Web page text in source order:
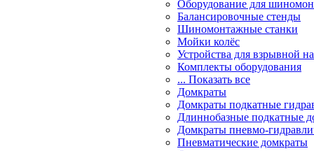
Оборудование для
Балансировочные стенды
Шиномонтажные станки
Мойки колёс
Устройства для взрывной
Комплекты оборудования
... Показать все
Домкраты
Домкраты подкатные
Длиннобазные подкатные
Домкраты пневмо-
Пневматические домкраты